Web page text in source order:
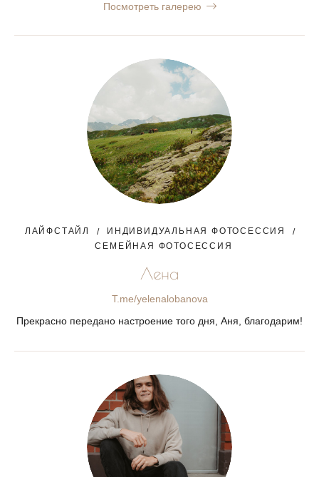
Посмотреть галерею
ЛАЙФСТАЙЛ
ИНДИВИДУАЛЬНАЯ ФОТОСЕССИЯ
СЕМЕЙНАЯ ФОТОСЕССИЯ
Лена
T.me/yelenalobanova
Прекрасно передано настроение того дня, Аня, благодарим!